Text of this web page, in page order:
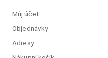
Můj účet
Objednávky
Adresy